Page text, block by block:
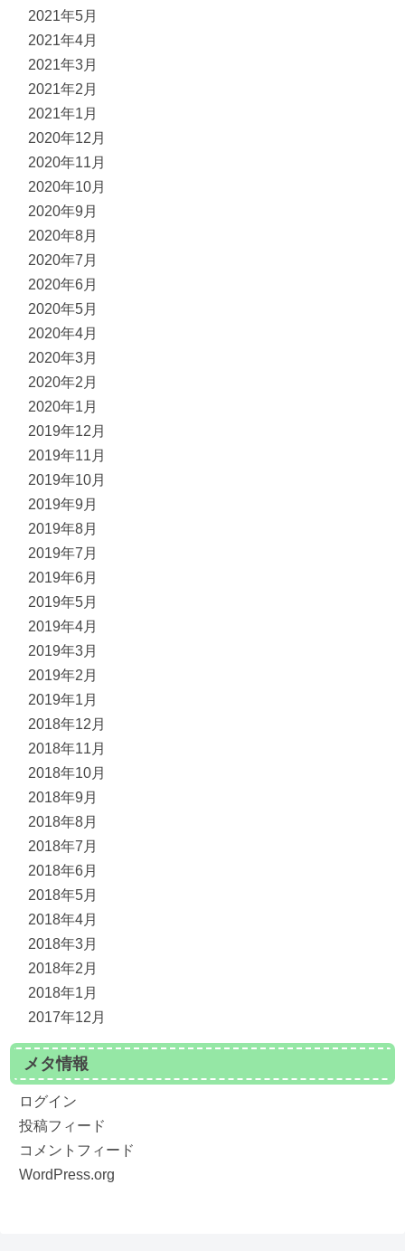
2021年5月
2021年4月
2021年3月
2021年2月
2021年1月
2020年12月
2020年11月
2020年10月
2020年9月
2020年8月
2020年7月
2020年6月
2020年5月
2020年4月
2020年3月
2020年2月
2020年1月
2019年12月
2019年11月
2019年10月
2019年9月
2019年8月
2019年7月
2019年6月
2019年5月
2019年4月
2019年3月
2019年2月
2019年1月
2018年12月
2018年11月
2018年10月
2018年9月
2018年8月
2018年7月
2018年6月
2018年5月
2018年4月
2018年3月
2018年2月
2018年1月
2017年12月
メタ情報
ログイン
投稿フィード
コメントフィード
WordPress.org